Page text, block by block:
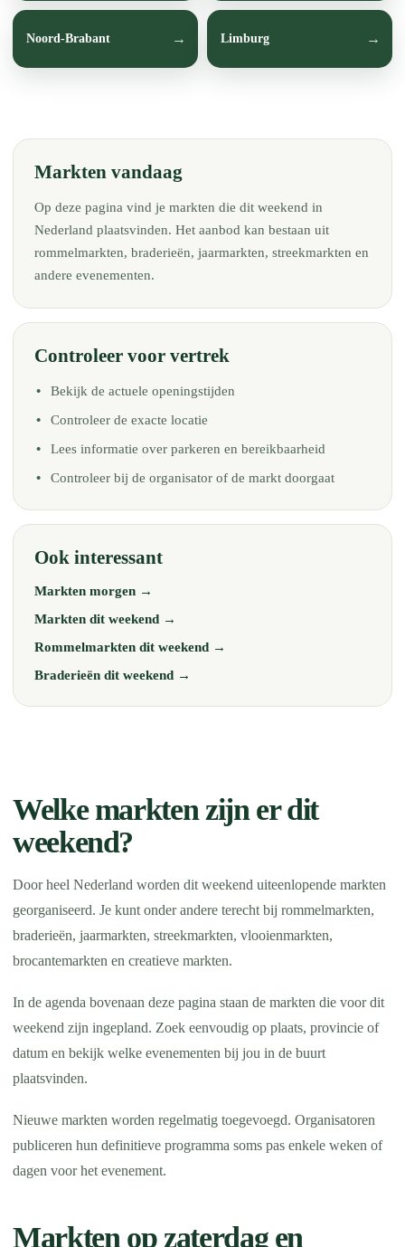
Noord-Brabant Limburg
Markten vandaag
Op deze pagina vind je markten die dit weekend in
Nederland plaatsvinden. Het aanbod kan bestaan uit
rommelmarkten, braderieën, jaarmarkten, streekmarkten en
andere evenementen.
Controleer voor vertrek
Bekijk de actuele openingstijden
Controleer de exacte locatie
Lees informatie over parkeren en bereikbaarheid
Controleer bij de organisator of de markt doorgaat
Ook interessant
Markten morgen →
Markten dit weekend →
Rommelmarkten dit weekend →
Braderieën dit weekend →
Welke markten zijn er dit
weekend?
Door heel Nederland worden dit weekend uiteenlopende markten
georganiseerd. Je kunt onder andere terecht bij rommelmarkten,
braderieën, jaarmarkten, streekmarkten, vlooienmarkten,
brocantemarkten en creatieve markten.
In de agenda bovenaan deze pagina staan de markten die voor dit
weekend zijn ingepland. Zoek eenvoudig op plaats, provincie of
datum en bekijk welke evenementen bij jou in de buurt
plaatsvinden.
Nieuwe markten worden regelmatig toegevoegd. Organisatoren
publiceren hun definitieve programma soms pas enkele weken of
dagen voor het evenement.
Markten op zaterdag en